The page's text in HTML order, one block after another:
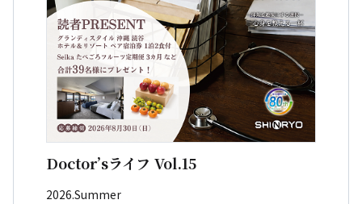
Doctor’sライフ Vol.15
2026.Summer